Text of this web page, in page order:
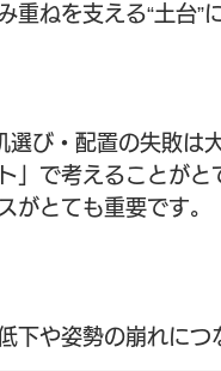
ねを支える“土台”
び・配置の失敗は
」で考えることがと
がとても重要です。
下や姿勢の崩れにつ